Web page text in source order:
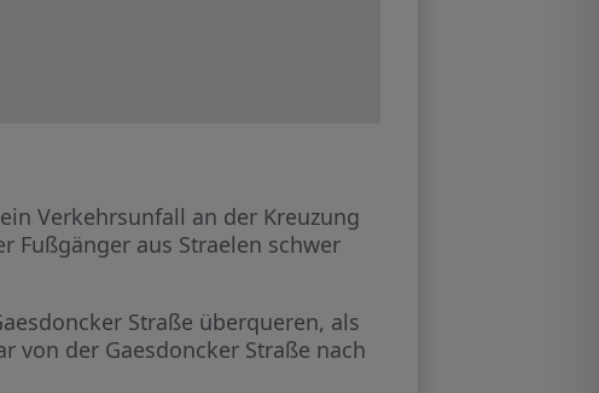
Verkehrsunfall an der Kreuzung
Fußgänger aus Straelen schwer
Straße überqueren, als
von der Gaesdoncker Straße nach